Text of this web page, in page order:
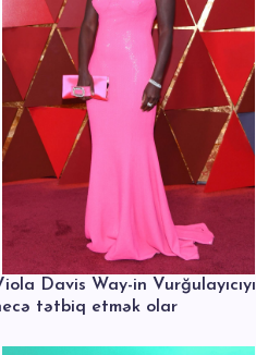
Davis Way-in Vurğulayıcıyı
tətbiq etmək olar